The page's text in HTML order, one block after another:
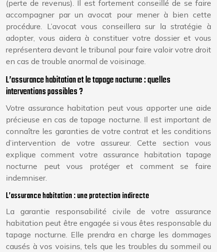
(perte de revenus). Il est fortement conseillé de se faire
accompagner par un avocat pour mener à bien cette
procédure. L’avocat vous conseillera sur la stratégie à
adopter, vous aidera à constituer votre dossier et vous
représentera devant le tribunal pour faire valoir votre droit
en cas de trouble anormal de voisinage.
L’assurance habitation et le tapage nocturne : quelles
interventions possibles ?
Votre assurance habitation peut vous apporter une aide
précieuse en cas de tapage nocturne. Il est important de
connaître les garanties de votre contrat et les conditions
d’intervention de votre assureur. Cette section vous
explique comment votre assurance habitation tapage
nocturne peut vous protéger et comment se faire
indemniser.
L’assurance habitation : une protection indirecte
La garantie responsabilité civile de votre assurance
habitation peut être engagée si vous êtes responsable du
tapage nocturne. Elle prendra en charge les dommages
causés à vos voisins, tels que les troubles du sommeil ou